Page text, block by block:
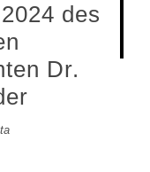
des
Dr.